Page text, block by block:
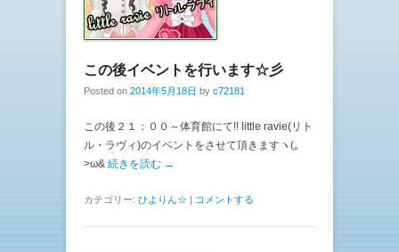
この後イベントを行います☆彡
Posted on 2014年5月18日 by c72181
この後２１：００～体育館にて!! little ravie(リト
ル・ラヴィ)のイベントをさせて頂きますヽ(｡
>ω& 続きを読む →
カテゴリー: ひよりん☆ | コメントする